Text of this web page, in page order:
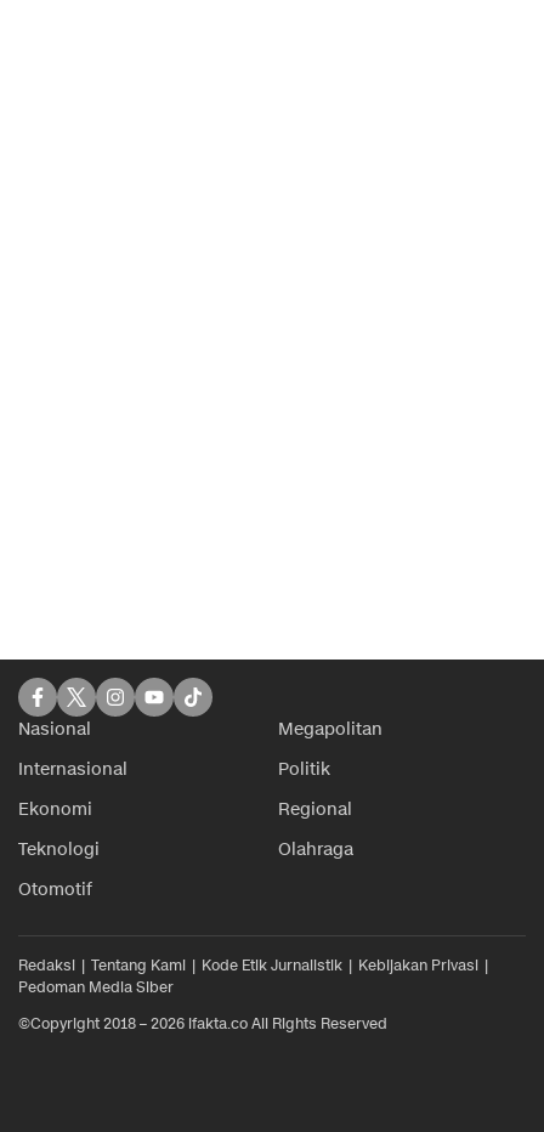
Nasional
Megapolitan
Internasional
Politik
Ekonomi
Regional
Teknologi
Olahraga
Otomotif
Redaksi Tentang Kami Kode Etik Jurnalistik
Kebijakan Privasi
Pedoman Media Siber
©Copyright 2018 – 2026 ifakta.co All Rights Reserved